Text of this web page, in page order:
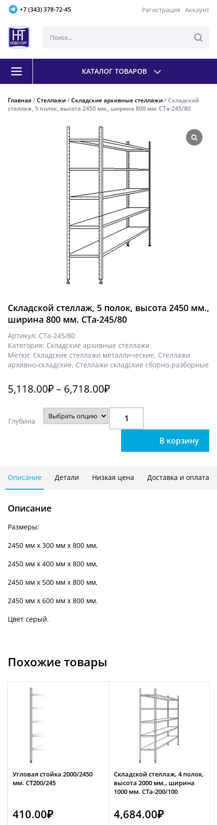
+7 (343) 378-72-45 Регистрация Аккаунт
КАТАЛОГ ТОВАРОВ
Главная /Стеллажи/Складские архивные стеллажи/ Складской
стеллаж, 5 полок, высота 2450 мм., ширина 800 мм. СТа-245/80
Складской стеллаж, 5 полок, высота 2450 мм.,
ширина 800 мм. СТа-245/80
Артикул: СТа-245/80
Категория: Складские архивные стеллажи
Метки: Складские стеллажи металлические, Стеллажи
архивно-складские, Стеллажи складские сборно-разборные
5,118.00₽– 6,718.00₽
Глубина
Складской
стеллаж,
полок,
2450
В корзину
Описание Детали Низкая цена Доставка и оплата
Описание
Размеры:
2450 мм х 300 мм х 800 мм,
2450 мм х 400 мм х 800 мм,
2450 мм х 500 мм х 800 мм,
2450 мм х 600 мм х 800 мм.
Цвет серый.
Похожие товары
Угловая стойка 2000/2450
мм. СТ200/245
410.00₽
Складской стеллаж, 4 полок,
высота 2000 мм., ширина
1000 мм. СТа-200/100
4,684.00₽